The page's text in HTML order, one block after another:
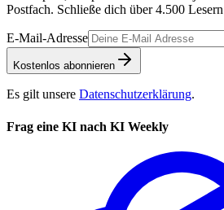
Postfach. Schließe dich über4.500
E-Mail-Adresse
Kostenlos abonnieren
Es gilt unsere Datenschutzerklärung.
Frag eine KI nach KI Weekly